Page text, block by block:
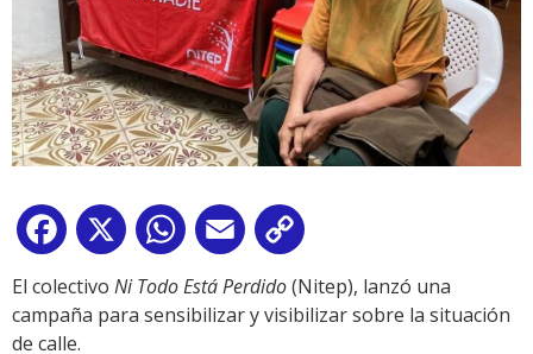
Facebook
X WhatsApp
Email
Link
El colectivo Ni Todo Está Perdido(Nitep), lanzó una
campaña para sensibilizar y visibilizar sobre la situación
de calle.